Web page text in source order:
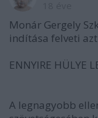
Monár Gergely
indítása felveti
ENNYIRE HÜLYE
A legnagyobb